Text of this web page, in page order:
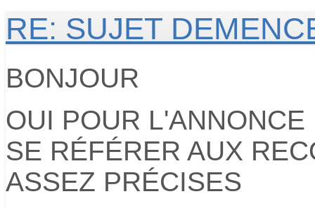
RE: SUJET
BONJOUR
OUI POUR
SE RÉFÉRER AUX
ASSEZ PRÉCISES